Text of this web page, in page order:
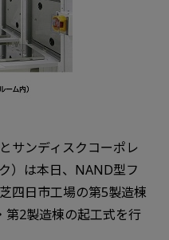
サンディスクコーポレ
）は本日、NAND型フ
四日市工場の第5製造棟
第2製造棟の起工式を行